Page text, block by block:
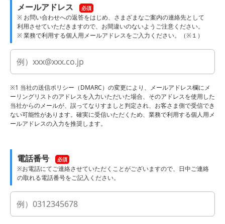
メールアドレス 必須
※ お問い合わせへの返答をはじめ、さまざまなご案内の連絡先として
利用させていただきますので、お間違いのないようご注意ください。
※ 業務で利用する個人用メールアドレスをご入力ください。（※１）
※1 当社の送信ポリシー（DMARC）の変更により、メールアドレス欄にメ
ーリングリストのアドレスを入力いただいた場合、そのアドレスを使用した
当社からのメールが、誤ってなりすましと判定され、お客さま側で受信でき
ない可能性があります。確実に受信いただくため、業務で利用する個人用メ
ールアドレスの入力を推奨します。
電話番号 必須
※お電話にてご連絡させていただくことがございますので、日中ご連絡
の取れる電話番号をご記入ください。